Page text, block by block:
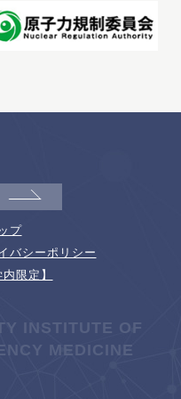
プ
バシーポリシー
限定】
INSTITUTE OF
MEDICINE